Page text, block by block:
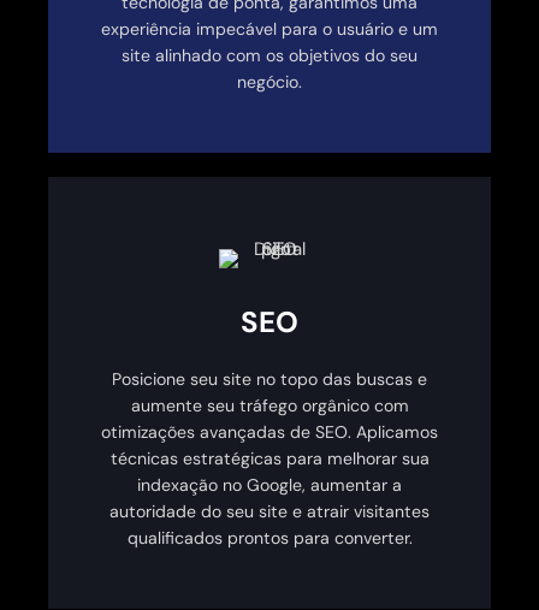
experiência impecável para o usuário e um
site alinhado com os objetivos do seu
negócio.
SEO
Posicione seu site no topo das buscas e
aumente seu tráfego orgânico com
otimizações avançadas de SEO. Aplicamos
técnicas estratégicas para melhorar sua
indexação no Google, aumentar a
autoridade do seu site e atrair visitantes
qualificados prontos para converter.